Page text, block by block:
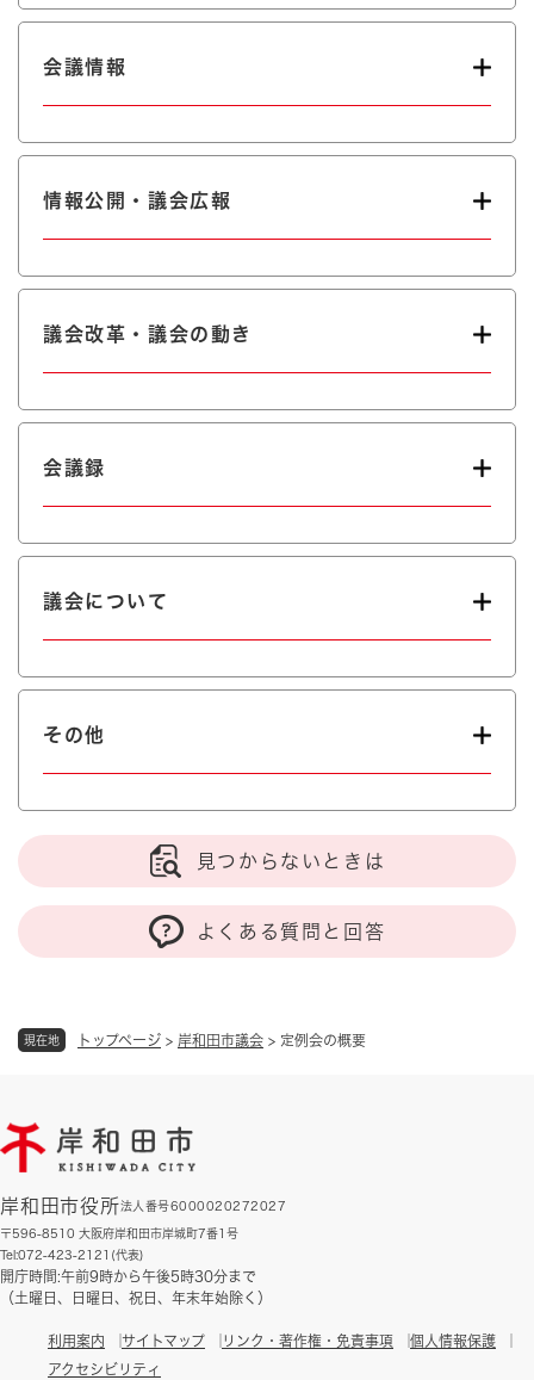
現在地 トップページ > 岸和田市議会 > 定例会の概要
会議情報
情報公開・議会広報
議会改革・議会の動き
会議録
議会について
その他
見つからないときは
よくある質問と回答
岸和田市役所法人番号6000020272027
〒596-8510 大阪府岸和田市岸城町7番1号
Tel:072-423-2121(代表)
開庁時間:午前9時から午後5時30分まで
（土曜日、日曜日、祝日、年末年始除く）
利用案内 サイトマップ リンク・著作権・免責事項
個人情報保護
アクセシビリティ